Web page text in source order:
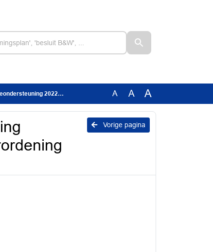
Fractieondersteuning 2022 A A A
Vorige pagina